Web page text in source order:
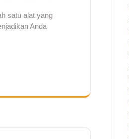
satu alat yang
Anda